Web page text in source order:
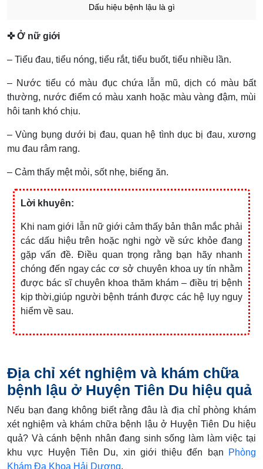
Dấu hiệu bệnh lậu là gì
✜ Ở nữ giới
– Tiểu đau, tiểu nóng, tiểu rắt, tiểu buốt, tiểu nhiều lần.
– Nước tiểu có màu đục chứa lẫn mũ, dịch có màu bất
thường, nước điểm có màu xanh hoặc màu vàng đậm, mùi
hôi tanh khó chịu.
– Vùng bụng dưới bị đau, quan hệ tình dục bị đau, xương
mu đau râm rang.
– Cảm thấy mệt mỏi, sốt nhẹ, biếng ăn.
Lời khuyên:
Khi nam giới lẫn nữ giới cảm thấy bản thân mắc phải
các dấu hiệu trên hoặc nghi ngờ về sức khỏe đang
gặp vấn đề. Điều quan trọng rằng bạn hãy nhanh
chóng đến ngay các cơ sở chuyên khoa uy tín nhằm
được bác sĩ chuyên khoa thăm khám – điều trị bệnh
kịp thời,giúp người bệnh tránh được các hệ lụy nguy
hiểm về sau.
Địa chỉ xét nghiệm và khám chữa
bệnh lậu ở Huyện Tiên Du hiệu quả
Nếu bạn đang không biết rằng đâu là địa chỉ phòng khám
xét nghiệm và khám chữa bệnh lậu ở Huyện Tiên Du hiệu
quả? Và cánh bệnh nhân đang sinh sống làm làm việc tại
khu vực Huyện Tiên Du, xin giới thiệu đến bạn
Phòng
Khám Đa Khoa Hải Dương.